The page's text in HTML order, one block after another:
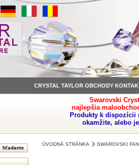
CRYSTAL TAYLOR OBCHODY
Swarovski
najlepšia
Produkty k dispozícii
okamžite, alebo
ÚVODNÁ STRÁNKA SWAROVSKI